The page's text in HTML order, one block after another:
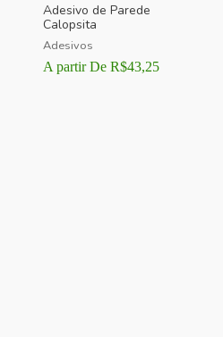
Adesivo de Parede
Calopsita
Adesivos
A partir De R$43,25